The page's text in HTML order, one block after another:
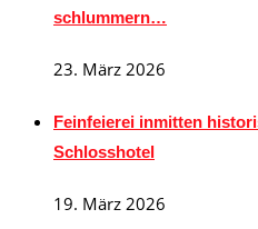
schlummern…
23. März 2026
Feinfeierei inmitten
Schlosshotel
19. März 2026